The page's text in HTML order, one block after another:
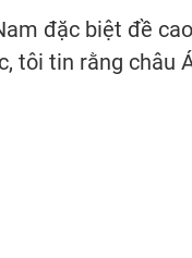
đặc biệt đề cao
tôi tin rằng châu